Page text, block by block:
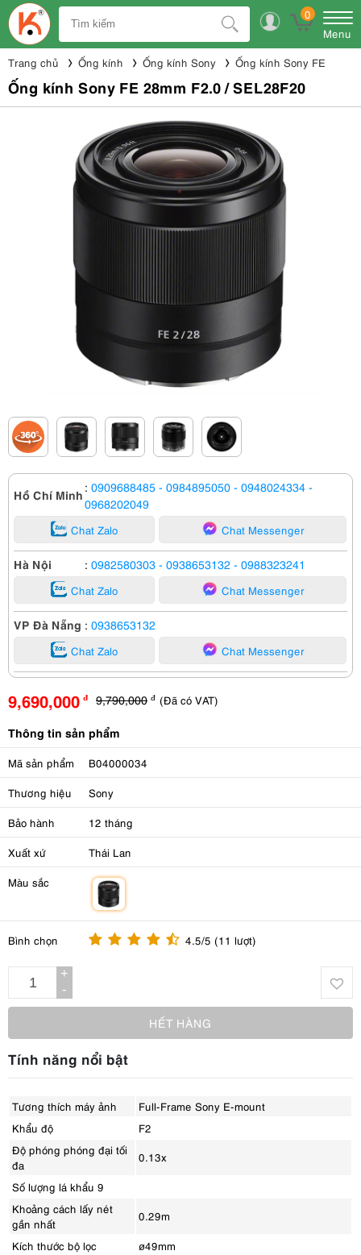
0
Menu
Trang chủ Ống kính Ống kính Sony Ống kính Sony FE
Ống kính Sony FE 28mm F2.0 / SEL28F20
Hồ Chí Minh : 0909688485 - 0984895050 - 0948024334 -
0968202049
Chat Zalo Chat Messenger
Hà Nội : 0982580303 - 0938653132 - 0988323241
Chat Zalo Chat Messenger
VP Đà Nẵng : 0938653132
Chat Zalo Chat Messenger
9,690,000 đ 9,790,000 đ (Đã có VAT)
Thông tin sản phẩm
Mã sản phẩm B04000034
Thương hiệu Sony
Bảo hành 12 tháng
Xuất xứ Thái Lan
Màu sắc
Bình chọn 4.5/5 (11 lượt)
+
-
HẾT HÀNG
Tính năng nổi bật
Tương thích máy ảnh
Full-Frame Sony E-mount
Khẩu độ
F2
Độ phóng phóng đại tối
đa
0.13x
Số lượng lá khẩu 9
Khoảng cách lấy nét
gần nhất
0.29m
Kích thước bộ lọc
ø49mm